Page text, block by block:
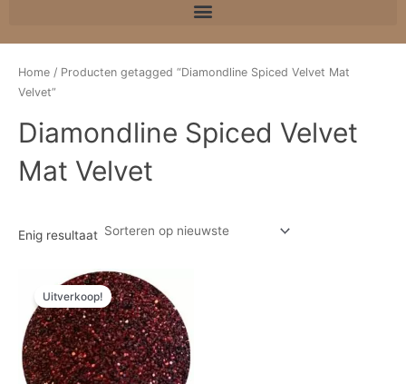
Home / Producten getagged “Diamondline Spiced Velvet Mat
Velvet”
Diamondline Spiced Velvet
Mat Velvet
Enig resultaat
Uitverkoop!
Oorspronkelijke
prijs
was:
€ 3,57.
Huidige
prijs
is:
€ 1,79.